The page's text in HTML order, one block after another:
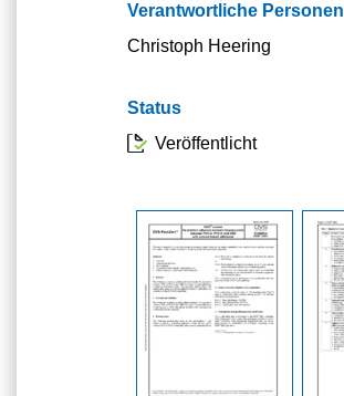
Verantwortliche Personen
Christoph Heering
Status
Veröffentlicht